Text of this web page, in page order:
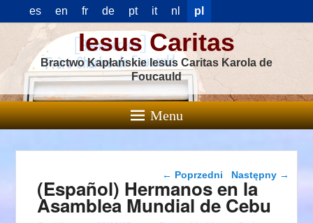
es en fr de pt it nl pl
Iesus Caritas
Bractwo Kapłańskie Iesus Caritas Karola de
Foucauld
Menu
Nawigacja wpisu
← Poprzedni Następny →
(Español) Hermanos en la
Asamblea Mundial de Cebu